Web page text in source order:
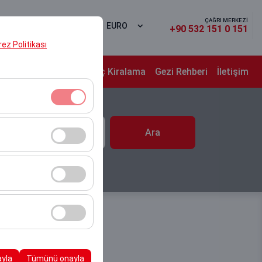
Politikası
Devre dışı
analiz
için kullanılır.
Tümünü onayla
EURO
ÇAĞRI MERKEZİ
+90 532 151 0 151
Uzun Dönem Araç Kiralama Gezi Rehberi İletişim
10:00 Ara